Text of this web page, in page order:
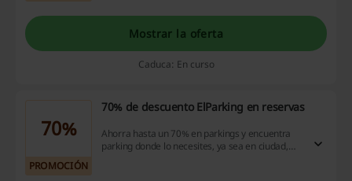
ventajas ElParking!
Mostrar la oferta
Caduca: En curso
70%
PROMOCIÓN
70% de descuento ElParking en reservas
Ahorra hasta un 70% en parkings y encuentra
parking donde lo necesites, ya sea en ciudad,